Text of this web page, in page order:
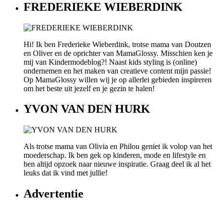
FREDERIEKE WIEBERDINK
Hi! Ik ben Frederieke Wieberdink, trotse mama van Doutzen
en Oliver en de oprichter van MamaGlossy. Misschien ken je
mij van Kindermodeblog?! Naast kids styling is (online)
ondernemen en het maken van creatieve content mijn passie!
Op MamaGlossy willen wij je op allerlei gebieden inspireren
om het beste uit jezelf en je gezin te halen!
YVON VAN DEN HURK
Als trotse mama van Olivia en Philou geniet ik volop van het
moederschap. Ik ben gek op kinderen, mode en lifestyle en
ben altijd opzoek naar nieuwe inspiratie. Graag deel ik al het
leuks dat ik vind met jullie!
Advertentie